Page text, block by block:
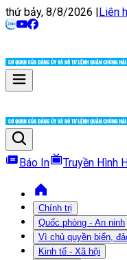
thứ bảy, 8/8/2026 |Liên
Báo In Truyền Hình
Chính trị
Quốc phòng - An ninh
Vì chủ quyền biển,
Kinh tế - Xã hội